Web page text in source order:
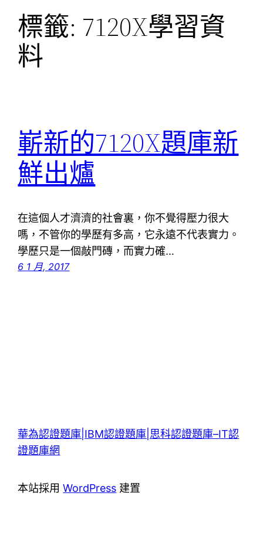
標籤: 7120X學習資
料
嶄新的7120X題庫新
鮮出爐
在這個人才濟濟的社會裏，你不覺得壓力很大
嗎，不管你的學歷有多高，它永遠不代表實力。
學歷只是一個敲門磚，而實力確…
6 1 月, 2017
華為認證題庫|IBM認證題庫|思科認證題庫–IT認
證題庫網
本站採用WordPress 建置